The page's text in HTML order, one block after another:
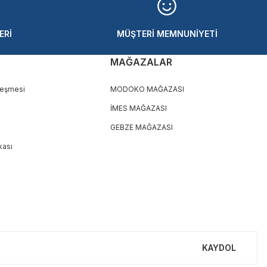
MÜŞTERİ MEMNUNİYETİ
MAĞAZALAR
MODOKO MAĞAZASI
İMES MAĞAZASI
GEBZE MAĞAZASI
KAYDOL